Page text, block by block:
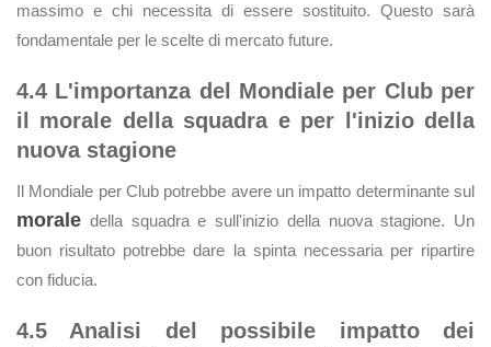
massimo e chi necessita di essere sostituito. Questo sarà
fondamentale per le scelte di mercato future.
4.4 L'importanza del Mondiale per Club per
il morale della squadra e per l'inizio della
nuova stagione
Il Mondiale per Club potrebbe avere un impatto determinante sul
morale della squadra e sull'inizio della nuova stagione. Un
buon risultato potrebbe dare la spinta necessaria per ripartire
con fiducia.
4.5 Analisi del possibile impatto dei